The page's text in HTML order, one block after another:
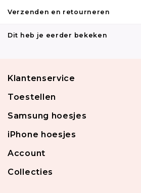
Verzenden en retourneren
Dit heb je eerder bekeken
Klantenservice
Toestellen
Samsung hoesjes
iPhone hoesjes
Account
Collecties